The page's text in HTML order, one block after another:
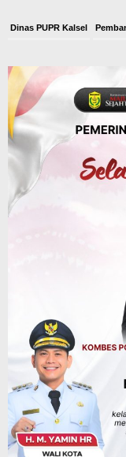
Dinas PUPR Kalsel
Pemerintah
Keselamatan
Agustus 6, 2026
Dinas Kehutanan Kalsel
Tahura Sultan
Kebakaran
Dipadamkan,
Memimpin
Advertorial Pemkab
Silaturahmi
AKBP Arif
Keamanan
Agustus 6, 2026